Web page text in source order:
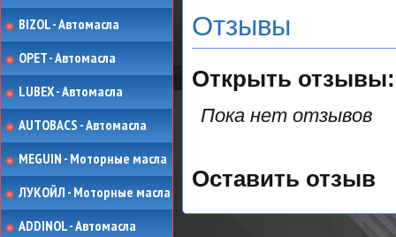
BIZOL - Автомасла
OPET - Автомасла
LUBEX - Автомасла
AUTOBACS - Автомасла
MEGUIN - Моторные масла
ЛУКОЙЛ - Моторные масла
ADDINOL - Автомасла
Отзывы
Открыть
Пока нет отзывов
Оставить отзыв